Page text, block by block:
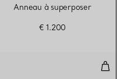
Anneau à superposer
€ 1.200